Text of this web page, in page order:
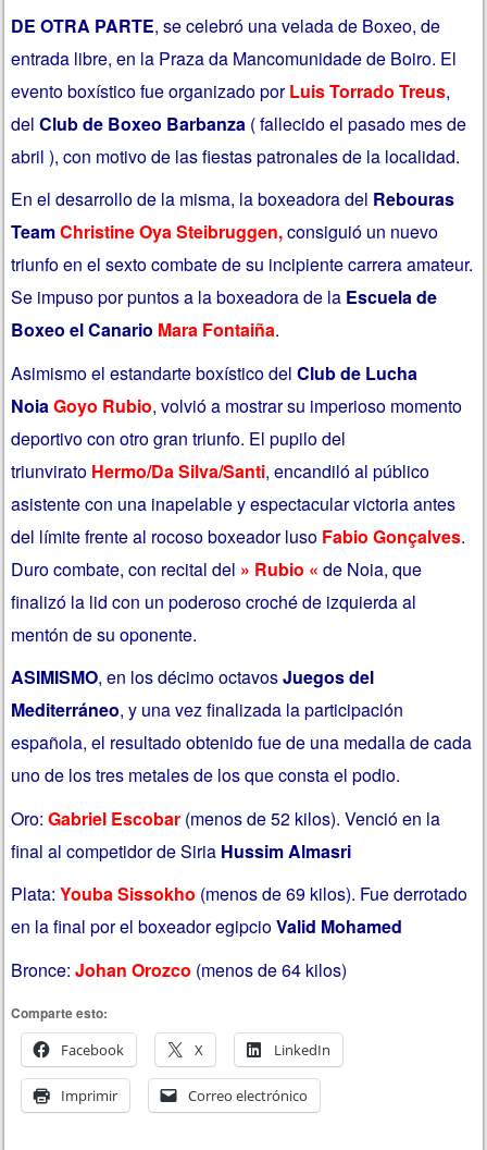
DE OTRA PARTE, se celebró una velada de Boxeo, de
entrada libre, en la Praza da Mancomunidade de Boiro. El
evento boxístico fue organizado porLuis Torrado Treus,
delClub de Boxeo Barbanza ( fallecido el pasado mes de
abril ), con motivo de las fiestas patronales de la localidad.
En el desarrollo de la misma, la boxeadora del Rebouras
TeamChristine Oya Steibruggen,consiguió un nuevo
triunfo en el sexto combate de su incipiente carrera amateur.
Se impuso por puntos a la boxeadora de la Escuela de
Boxeo el Canario Mara Fontaiña.
Asimismo el estandarte boxístico delClub de Lucha
NoiaGoyo Rubio, volvió a mostrar su imperioso momento
deportivo con otro gran triunfo. El pupilo del
triunvirato Hermo/Da Silva/Santi, encandiló al público
asistente con una inapelable y espectacular victoria antes
del límite frente al rocoso boxeador luso Fabio Gonçalves.
Duro combate, con recital del » Rubio « de Noia, que
finalizó la lid con un poderoso croché de izquierda al
mentón de su oponente.
ASIMISMO, en los décimo octavosJuegos del
Mediterráneo, y una vez finalizada la participación
española, el resultado obtenido fue de una medalla de cada
uno de los tres metales de los que consta el podio.
Oro:Gabriel Escobar (menos de 52 kilos). Venció en la
final al competidor de Siria Hussim Almasri
Plata:Youba Sissokho (menos de 69 kilos). Fue derrotado
en la final por el boxeador egipcioValid Mohamed
Bronce:Johan Orozco (menos de 64 kilos)
Comparte esto:
Facebook
X LinkedIn
Imprimir Correo electrónico